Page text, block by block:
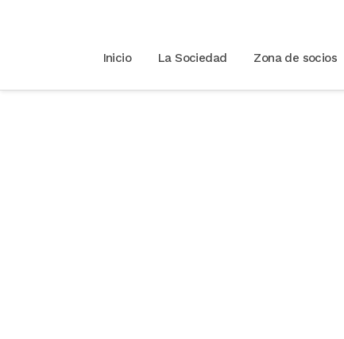
Inicio La Sociedad Zona de socios